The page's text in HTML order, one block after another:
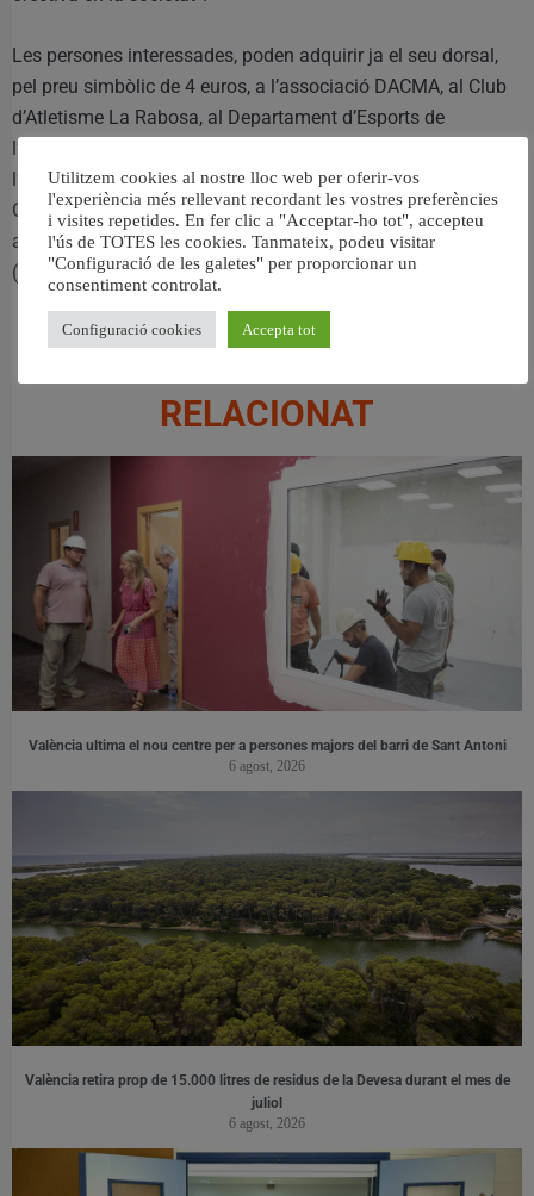
Les persones interessades, poden adquirir ja el seu dorsal,
pel preu simbòlic de 4 euros, a l’associació DACMA, al Club
d’Atletisme La Rabosa, al Departament d’Esports de
l’Ajuntament d’Alzira i al Departament de Comunicació de
l’Hospital Universitari de la Ribera, així com a la Piscina
Coberta Municipal i en la Farmàcia J: l. Aparici d’Alzira. Junt
al dorsal, es lliurarà a cada participant també una panyoleta
(fins a fi d’existències).
RELACIONAT
València ultima el nou centre per a persones majors del barri de Sant Antoni
6 agost, 2026
València retira prop de 15.000 litres de residus de la Devesa durant el mes de
juliol
6 agost, 2026
Utilitzem cookies al nostre lloc web per oferir-vos
l'experiència més rellevant recordant les vostres preferències
i visites repetides. En fer clic a "Acceptar-ho tot", accepteu
l'ús de TOTES les cookies. Tanmateix, podeu visitar
"Configuració de les galetes" per proporcionar un
consentiment controlat.
Configuració cookies Accepta tot